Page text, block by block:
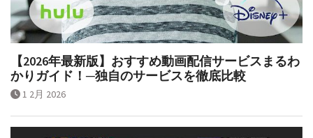
【2026年最新版】おすすめ動画配信サービスまるわ
かりガイド！─独自のサービスを徹底比較